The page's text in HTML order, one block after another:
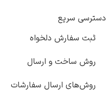
سریع
سفارش دلخواه
ساخت و ارسال
ارسال سفارشات